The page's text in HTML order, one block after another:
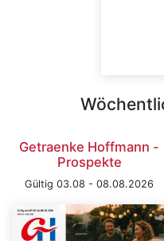
Getraenke Hoffmann -
Prospekte
Gültig 03.08 - 08.08.2026